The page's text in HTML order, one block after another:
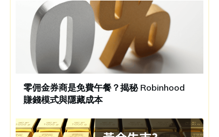
零佣金券商是免費午餐？揭秘 Robinhood
賺錢模式與隱藏成本